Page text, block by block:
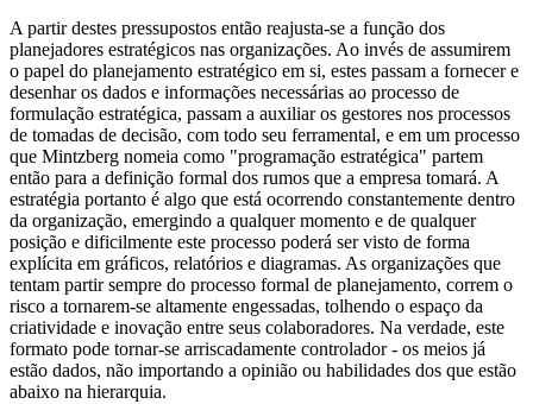
A partir destes pressupostos então reajusta-se a função dos
planejadores estratégicos nas organizações. Ao invés de assumirem
o papel do planejamento estratégico em si, estes passam a fornecer e
desenhar os dados e informações necessárias ao processo de
formulação estratégica, passam a auxiliar os gestores nos processos
de tomadas de decisão, com todo seu ferramental, e em um processo
que Mintzberg nomeia como "programação estratégica" partem
então para a definição formal dos rumos que a empresa tomará. A
estratégia portanto é algo que está ocorrendo constantemente dentro
da organização, emergindo a qualquer momento e de qualquer
posição e dificilmente este processo poderá ser visto de forma
explícita em gráficos, relatórios e diagramas. As organizações que
tentam partir sempre do processo formal de planejamento, correm o
risco a tornarem-se altamente engessadas, tolhendo o espaço da
criatividade e inovação entre seus colaboradores. Na verdade, este
formato pode tornar-se arriscadamente controlador - os meios já
estão dados, não importando a opinião ou habilidades dos que estão
abaixo na hierarquia.